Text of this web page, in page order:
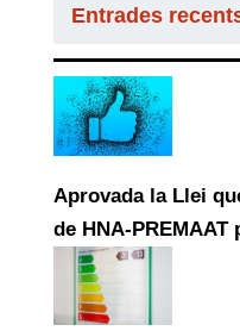
Entrades
Aprovada la Llei
de HNA-PREMAAT